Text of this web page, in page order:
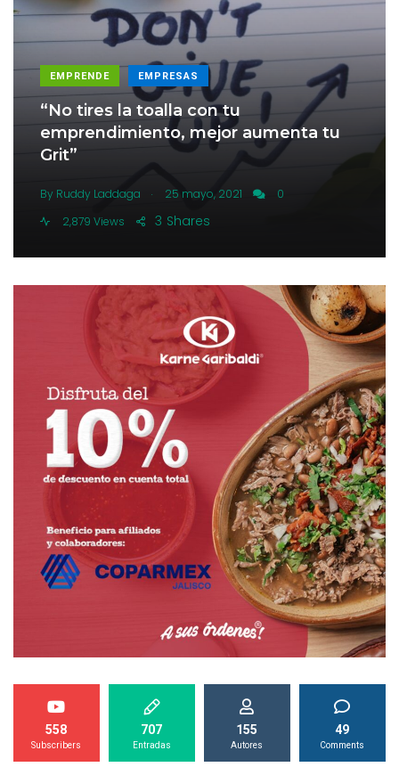
EMPRENDE EMPRESAS
“No tires la toalla con tu
emprendimiento, mejor aumenta tu
Grit”
By Ruddy Laddaga . 25 mayo, 2021
0
2,879 Views
Shares
3
558
Subscribers
707
Entradas
155
Autores
49
Comments